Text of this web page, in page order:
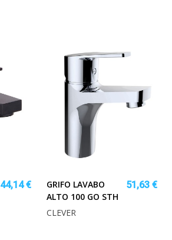
44,14 €
GRIFO LAVABO
ALTO 100 GO STH
51,63 €
CLEVER